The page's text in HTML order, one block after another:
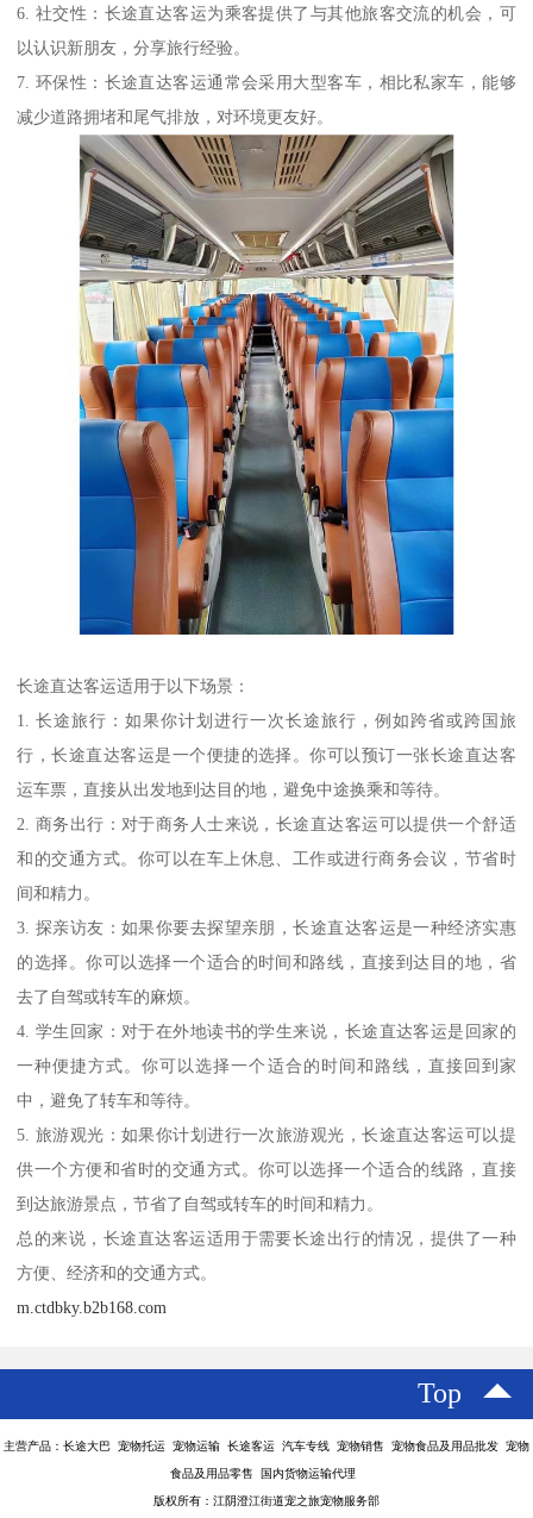
6. 社交性：长途直达客运为乘客提供了与其他旅客交流的机会，可
以认识新朋友，分享旅行经验。
7. 环保性：长途直达客运通常会采用大型客车，相比私家车，能够
减少道路拥堵和尾气排放，对环境更友好。
长途直达客运适用于以下场景：
1. 长途旅行：如果你计划进行一次长途旅行，例如跨省或跨国旅
行，长途直达客运是一个便捷的选择。你可以预订一张长途直达客
运车票，直接从出发地到达目的地，避免中途换乘和等待。
2. 商务出行：对于商务人士来说，长途直达客运可以提供一个舒适
和的交通方式。你可以在车上休息、工作或进行商务会议，节省时
间和精力。
3. 探亲访友：如果你要去探望亲朋，长途直达客运是一种经济实惠
的选择。你可以选择一个适合的时间和路线，直接到达目的地，省
去了自驾或转车的麻烦。
4. 学生回家：对于在外地读书的学生来说，长途直达客运是回家的
一种便捷方式。你可以选择一个适合的时间和路线，直接回到家
中，避免了转车和等待。
5. 旅游观光：如果你计划进行一次旅游观光，长途直达客运可以提
供一个方便和省时的交通方式。你可以选择一个适合的线路，直接
到达旅游景点，节省了自驾或转车的时间和精力。
总的来说，长途直达客运适用于需要长途出行的情况，提供了一种
方便、经济和的交通方式。
m.ctdbky.b2b168.com
Top
主营产品：长途大巴 宠物托运 宠物运输 长途客运 汽车专线 宠物销售 宠物食品及用品批发 宠物
食品及用品零售 国内货物运输代理
版权所有：江阴澄江街道宠之旅宠物服务部